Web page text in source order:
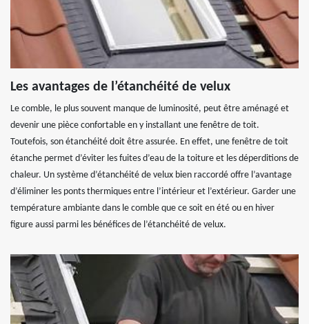
Les avantages de l’étanchéité de velux
Le comble, le plus souvent manque de luminosité, peut être aménagé et
devenir une pièce confortable en y installant une fenêtre de toit.
Toutefois, son étanchéité doit être assurée. En effet, une fenêtre de toit
étanche permet d’éviter les fuites d’eau de la toiture et les déperditions de
chaleur. Un système d’étanchéité de velux bien raccordé offre l’avantage
d’éliminer les ponts thermiques entre l’intérieur et l’extérieur. Garder une
température ambiante dans le comble que ce soit en été ou en hiver
figure aussi parmi les bénéfices de l’étanchéité de velux.